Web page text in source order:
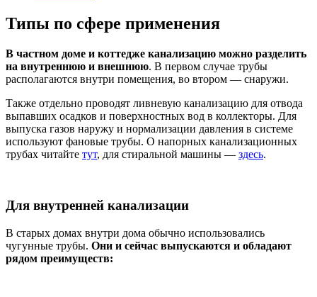
Типы по сфере применения
В частном доме и коттедже канализацию можно разделить
на внутреннюю и внешнюю. В первом случае трубы
располагаются внутри помещения, во втором — снаружи.
Также отдельно проводят ливневую канализацию для отвода
выпавших осадков и поверхностных вод в коллекторы. Для
выпуска газов наружу и нормализации давления в системе
используют фановые трубы. О напорных канализационных
трубах читайте тут, для стиральной машины — здесь.
Для внутренней канализации
В старых домах внутри дома обычно использовались
чугунные трубы. Они и сейчас выпускаются и обладают
рядом преимуществ: